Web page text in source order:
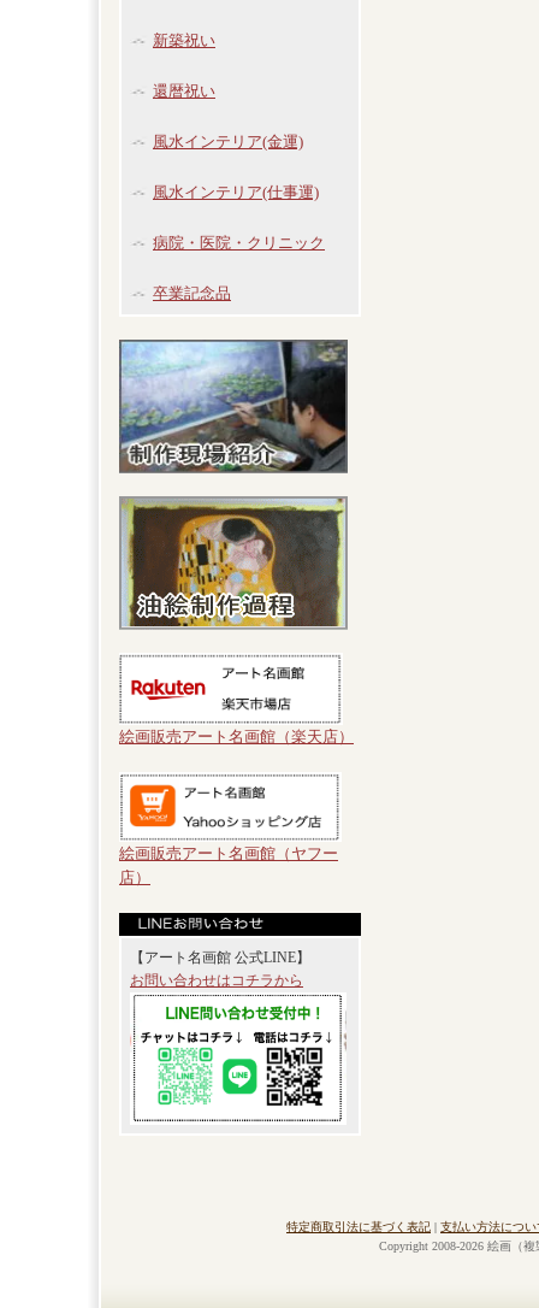
新築祝い
還暦祝い
風水インテリア(金運)
風水インテリア(仕事運)
病院・医院・クリニック
卒業記念品
絵画販売アート名画館（楽天店）
絵画販売アート名画館（ヤフー
店）
【アート名画館 公式LINE】
お問い合わせはコチラから
特定商取引法に基づく表記 | 支払い方法につい
Copyright 2008-2026 絵画（